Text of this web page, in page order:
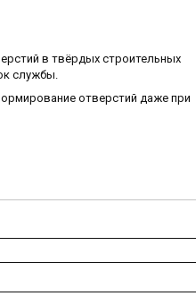
в твёрдых строительных
службы.
отверстий даже при